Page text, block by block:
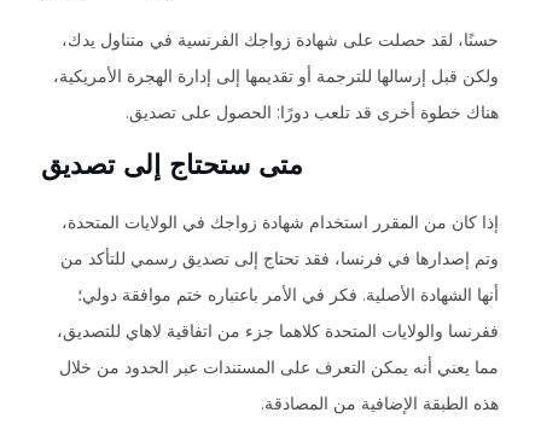
حسنًا، لقد حصلت على شهادة زواجك الفرنسية في متناول يدك،
ولكن قبل إرسالها للترجمة أو تقديمها إلى إدارة الهجرة الأمريكية،
هناك خطوة أخرى قد تلعب دورًا: الحصول على تصديق.
متى ستحتاج إلى تصديق
إذا كان من المقرر استخدام شهادة زواجك في الولايات المتحدة،
وتم إصدارها في فرنسا، فقد تحتاج إلى تصديق رسمي للتأكد من
أنها الشهادة الأصلية. فكر في الأمر باعتباره ختم موافقة دولي؛
ففرنسا والولايات المتحدة كلاهما جزء من اتفاقية لاهاي للتصديق،
مما يعني أنه يمكن التعرف على المستندات عبر الحدود من خلال
هذه الطبقة الإضافية من المصادقة.